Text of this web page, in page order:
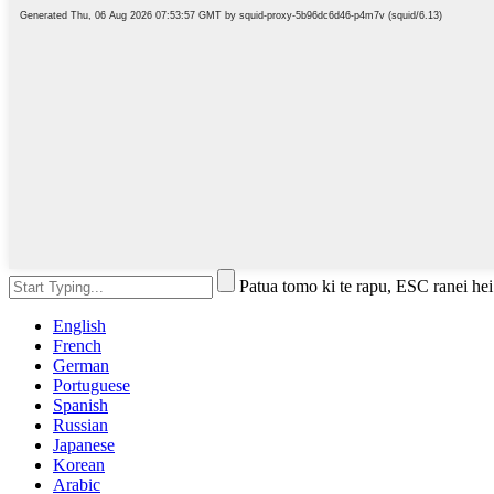
Patua tomo ki te rapu, ESC ranei
English
French
German
Portuguese
Spanish
Russian
Japanese
Korean
Arabic